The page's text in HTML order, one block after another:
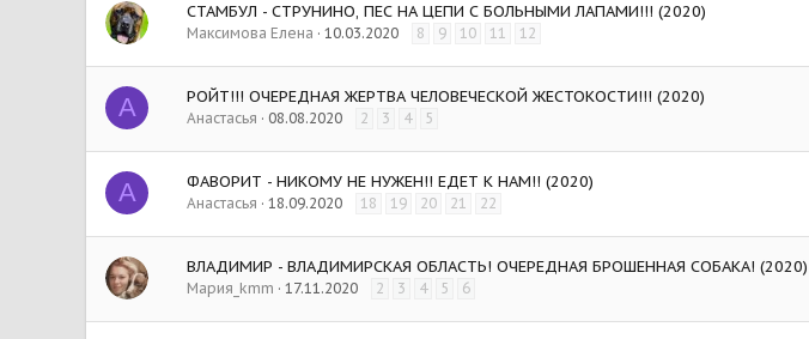
СТАМБУЛ - СТРУНИНО, ПЕС НА ЦЕПИ С БОЛЬНЫМИ ЛАПАМИ!!! (2020)
Максимова Елена 10.03.2020 8 9 10 11 12
А РОЙТ!!! ОЧЕРЕДНАЯ ЖЕРТВА ЧЕЛОВЕЧЕСКОЙ ЖЕСТОКОСТИ!!! (2020)
Анастасья 08.08.2020 2 3 4 5
А ФАВОРИТ - НИКОМУ НЕ НУЖЕН!! ЕДЕТ К НАМ!! (2020)
Анастасья 18.09.2020 18 19 20 21 22
ВЛАДИМИР - ВЛАДИМИРСКАЯ ОБЛАСТЬ! ОЧЕРЕДНАЯ БРОШЕННАЯ СОБАКА! (2020)
Мария_kmm 17.11.2020 2 3 4 5 6